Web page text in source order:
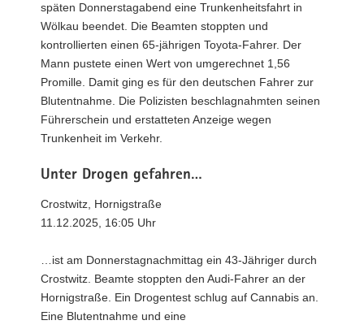
späten Donnerstagabend eine Trunkenheitsfahrt in
Wölkau beendet. Die Beamten stoppten und
kontrollierten einen 65-jährigen Toyota-Fahrer. Der
Mann pustete einen Wert von umgerechnet 1,56
Promille. Damit ging es für den deutschen Fahrer zur
Blutentnahme. Die Polizisten beschlagnahmten seinen
Führerschein und erstatteten Anzeige wegen
Trunkenheit im Verkehr.
Unter Drogen gefahren…
Crostwitz, Hornigstraße
11.12.2025, 16:05 Uhr
…ist am Donnerstagnachmittag ein 43-Jähriger durch
Crostwitz. Beamte stoppten den Audi-Fahrer an der
Hornigstraße. Ein Drogentest schlug auf Cannabis an.
Eine Blutentnahme und eine